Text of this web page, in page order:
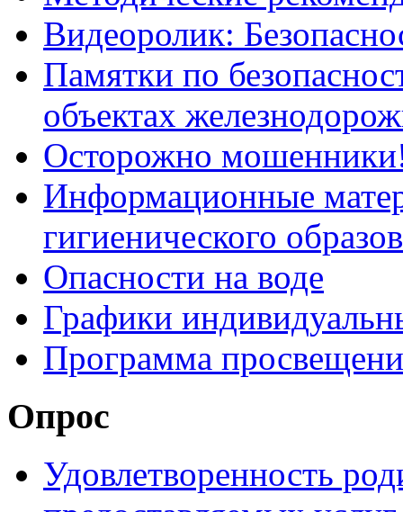
Видеоролик:
Памятки по
объектах
Осторожно
Информационные
гигиенического
Опасности на воде
Графики
Программа
Опрос
Удовлетворенность